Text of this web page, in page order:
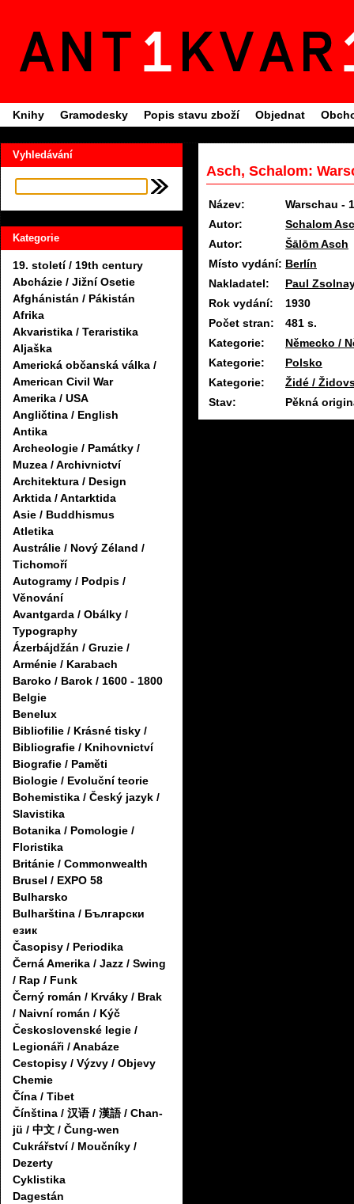
Knihy Gramodesky Popis stavu zboží Objednat
Vyhledávání
Kategorie
19. století / 19th century
Abcházie / Jižní Osetie
Afghánistán / Pákistán
Afrika
Akvaristika / Teraristika
Aljaška
Americká občanská válka /
American Civil War
Amerika / USA
Angličtina / English
Antika
Archeologie / Památky /
Muzea / Archivnictví
Architektura / Design
Arktida / Antarktida
Asie / Buddhismus
Atletika
Austrálie / Nový Zéland /
Tichomoří
Autogramy / Podpis /
Věnování
Avantgarda / Obálky /
Typography
Ázerbájdžán / Gruzie /
Arménie / Karabach
Baroko / Barok / 1600 - 1800
Belgie
Benelux
Bibliofilie / Krásné tisky /
Bibliografie / Knihovnictví
Biografie / Paměti
Biologie / Evoluční teorie
Bohemistika / Český jazyk /
Slavistika
Botanika / Pomologie /
Floristika
Británie / Commonwealth
Brusel / EXPO 58
Bulharsko
Bulharština / Български
език
Časopisy / Periodika
Černá Amerika / Jazz / Swing
/ Rap / Funk
Černý román / Krváky / Brak
/ Naivní román / Kýč
Československé legie /
Legionáři / Anabáze
Cestopisy / Výzvy / Objevy
Chemie
Čína / Tibet
Čínština / 汉语 / 漢語 / Chan-
jü / 中文 / Čung-wen
Cukrářství / Moučníky /
Dezerty
Cyklistika
Dagestán
Asch, Schalom:
Název:
Warschau -
Autor:
Schalom
Autor:
Šālōm Asch
Místo vydání: Berlín
Nakladatel:
Paul
Rok vydání:
1930
Počet stran:
481 s.
Kategorie:
Německo /
Kategorie:
Polsko
Kategorie:
Židé /
Stav:
Pěkná